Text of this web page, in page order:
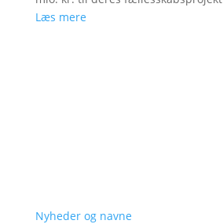
Læs mere
Nyheder og navne